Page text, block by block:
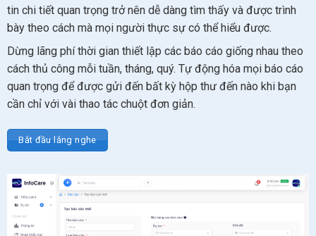
tin chi tiết quan trọng trở nên dễ dàng tìm thấy và được trình
bày theo cách mà mọi người thực sự có thể hiểu được.
Dừng lãng phí thời gian thiết lập các báo cáo giống nhau theo
cách thủ công mỗi tuần, tháng, quý. Tự động hóa mọi báo cáo
quan trọng để được gửi đến bất kỳ hộp thư đến nào khi bạn
cần chỉ với vài thao tác chuột đơn giản.
Bắt đầu lắng nghe